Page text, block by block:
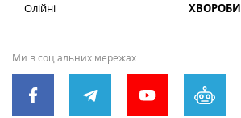
Олійні
ХВОРОБИ
Ми в соціальних мережах